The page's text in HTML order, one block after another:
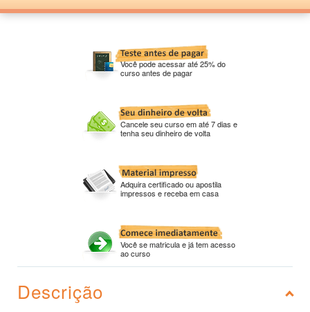
Você pode acessar até 25% do
curso antes de pagar
Cancele seu curso em até 7 dias e
tenha seu dinheiro de volta
Adquira certificado ou apostila
impressos e receba em casa
Você se matricula e já tem acesso
ao curso
Descrição